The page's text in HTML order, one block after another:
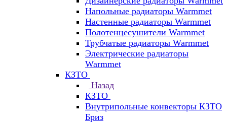
Напольные радиаторы Warmmet
Настенные радиаторы Warmmet
Полотенцесушители Warmmet
Трубчатые радиаторы Warmmet
Электрические радиаторы
Warmmet
КЗТО
Назад
КЗТО
Внутрипольные конвекторы КЗТО
Бриз